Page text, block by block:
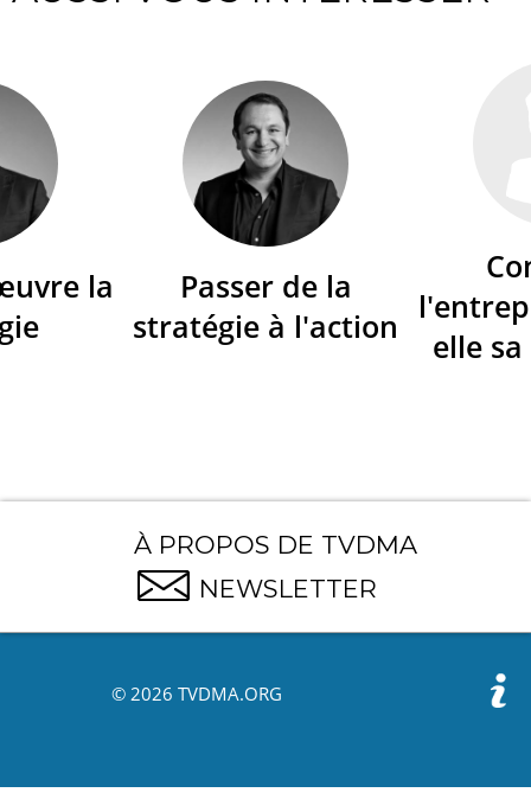
la
Passer de la
stratégie à l'action
elle
À PROPOS DE TVDMA
NEWSLETTER
© 2026 TVDMA.ORG